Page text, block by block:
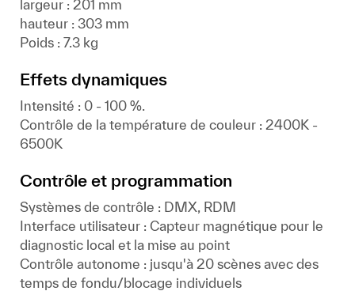
largeur : 201 mm
hauteur : 303 mm
Poids : 7.3 kg
Effets dynamiques
Intensité : 0 - 100 %.
Contrôle de la température de couleur : 2400K -
6500K
Contrôle et programmation
Systèmes de contrôle : DMX, RDM
Interface utilisateur : Capteur magnétique pour le
diagnostic local et la mise au point
Contrôle autonome : jusqu'à 20 scènes avec des
temps de fondu/blocage individuels